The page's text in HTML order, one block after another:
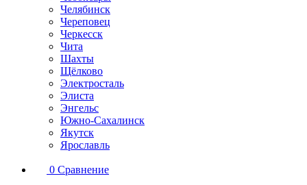
Челябинск
Череповец
Черкесск
Чита
Шахты
Щёлково
Электросталь
Элиста
Энгельс
Южно-Сахалинск
Якутск
Ярославль
0 Сравнение